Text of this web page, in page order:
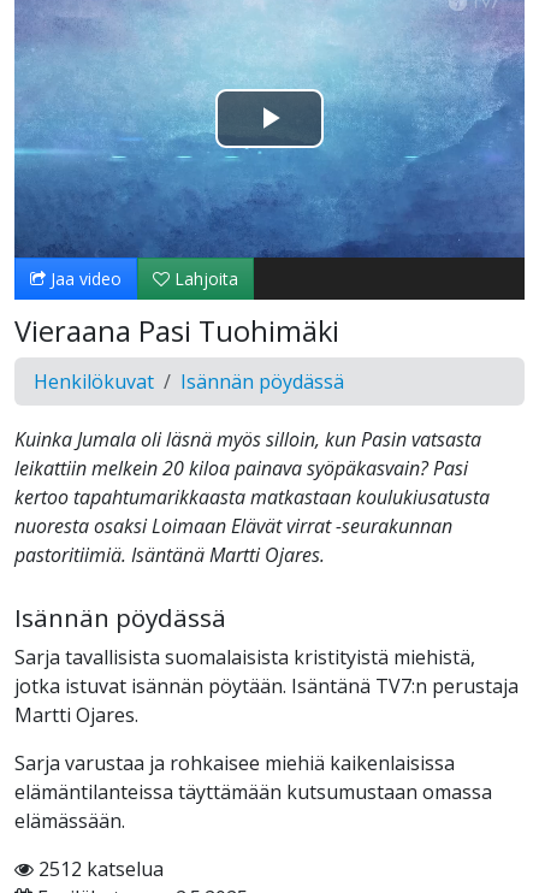
Toista
Video
Jaa video Lahjoita
Vieraana Pasi Tuohimäki
Henkilökuvat Isännän pöydässä
Kuinka Jumala oli läsnä myös silloin, kun Pasin vatsasta
leikattiin melkein 20 kiloa painava syöpäkasvain? Pasi
kertoo tapahtumarikkaasta matkastaan koulukiusatusta
nuoresta osaksi Loimaan Elävät virrat -seurakunnan
pastoritiimiä. Isäntänä Martti Ojares.
Isännän pöydässä
Sarja tavallisista suomalaisista kristityistä miehistä,
jotka istuvat isännän pöytään. Isäntänä TV7:n perustaja
Martti Ojares.
Sarja varustaa ja rohkaisee miehiä kaikenlaisissa
elämäntilanteissa täyttämään kutsumustaan omassa
elämässään.
2512 katselua